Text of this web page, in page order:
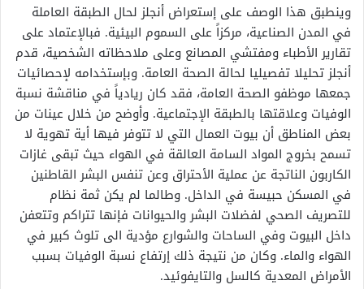
وينطبق هذا الوصف على إستعراض أنجلز لحال الطبقة العاملة
في المدن الصناعية، مركزاً على السموم البيئية. فبالإعتماد على
تقارير الأطباء ومفتشي المصانع وعلى ملاحظاته الشخصية، قدم
أنجلز تحليلا تفصيليا لحالة الصحة العامة. وبإستخدامه لإحصائيات
جمعها موظفو الصحة العامة، فقد كان ريادياً في مناقشة نسبة
الوفيات وعلاقتها بالطبقة الإجتماعية. وأوضح من خلال عينات من
بعض المناطق أن بيوت العمال التي لا تتوفر فيها أية تهوية لا
تسمح بخروج المواد السامة العالقة في الهواء حيث تبقى غازات
الكاربون الناتجة عن عملية الأحتراق وعن تنفس البشر القاطنين
في المسكن حبيسة في الداخل. وطالما لم يكن ثمة نظام
للتصريف الصحي لفضلات البشر والحيوانات فإنها تتراكم وتتعفن
داخل البيوت وفي الساحات والشوارع مؤدية الى تلوث كبير في
الهواء والماء. وكان من نتيجة ذلك إرتفاع نسبة الوفيات بسبب
الأمراض المعدية كالسل والتايفوئيد.